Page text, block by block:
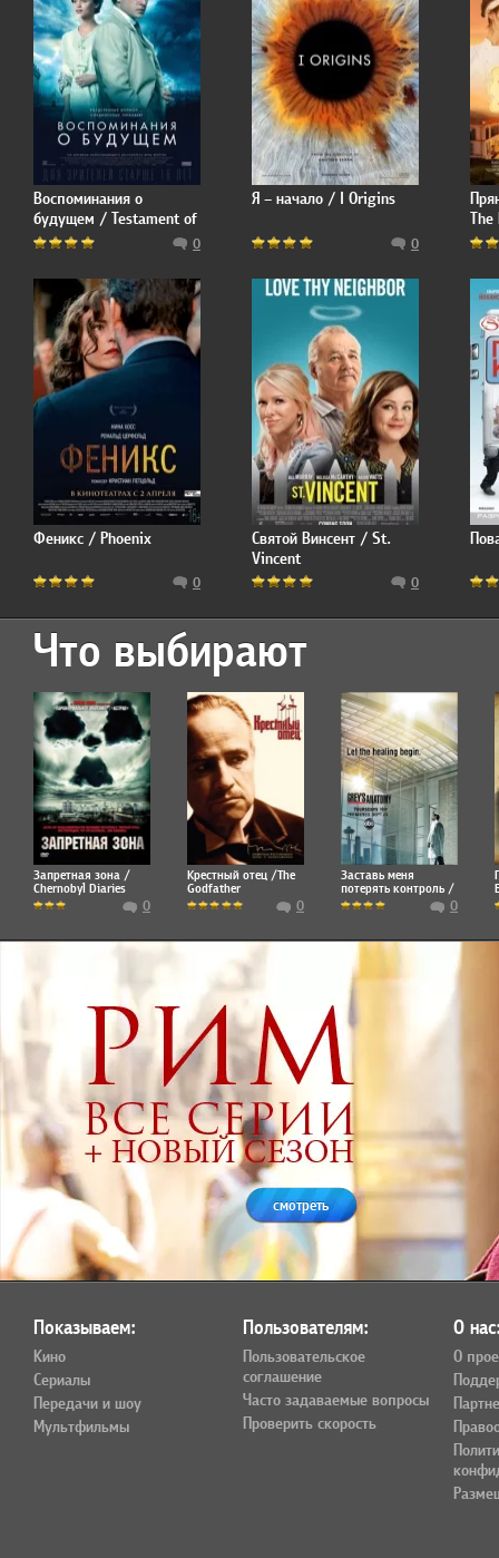
Воспоминания о
будущем / Testament of
Youth
0
Я – начало / I Origins
0
The
Феникс / Phoenix
0
Святой Винсент / St.
Vincent
0
Что выбирают
Запретная зона /
Chernobyl Diaries
0
Крестный отец /The
Godfather
0
Заставь меня
потерять контроль /
Make Me Lose Control0
смотреть
Показываем:
Кино
Сериалы
Передачи и шоу
Мультфильмы
Пользователям:
Пользовательское
соглашение
Часто задаваемые вопросы
Проверить скорость
О
О